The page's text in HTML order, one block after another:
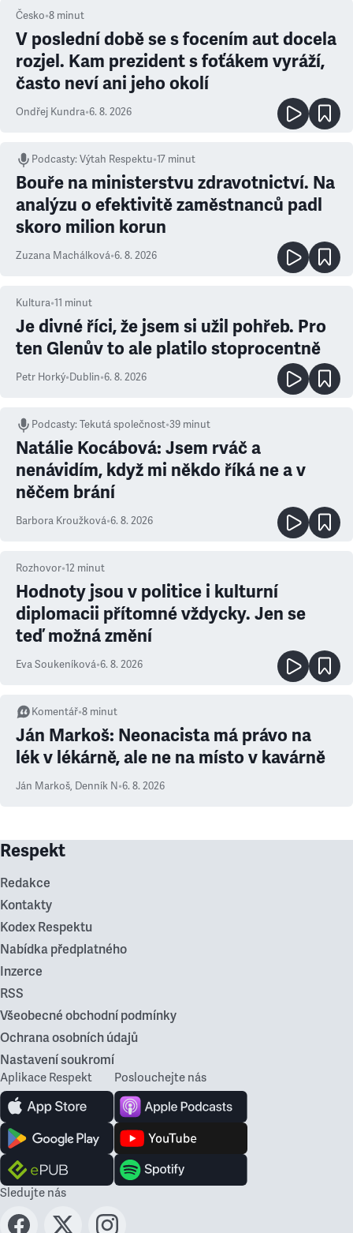
Česko•8 minut
V poslední době se s focením aut docela
rozjel. Kam prezident s foťákem vyráží,
často neví ani jeho okolí
Ondřej Kundra•6. 8. 2026
Podcasty:Výtah Respektu•17 minut
Bouře na ministerstvu zdravotnictví. Na
analýzu o efektivitě zaměstnanců padl
skoro milion korun
Zuzana Machálková•6. 8. 2026
Kultura•11 minut
Je divné říci, že jsem si užil pohřeb. Pro
ten Glenův to ale platilo stoprocentně
Petr Horký•Dublin•6. 8. 2026
Podcasty:Tekutá společnost•39 minut
Natálie Kocábová: Jsem rváč a
nenávidím, když mi někdo říká ne a v
něčem brání
Barbora Kroužková•6. 8. 2026
Rozhovor•12 minut
Hodnoty jsou v politice i kulturní
diplomacii přítomné vždycky. Jen se
teď možná změní
Eva Soukeníková•6. 8. 2026
Komentář•8 minut
Ján Markoš: Neonacista má právo na
lék v lékárně, ale ne na místo v kavárně
Ján Markoš, Denník N•6. 8. 2026
Respekt
Redakce
Kontakty
Kodex Respektu
Nabídka předplatného
Inzerce
RSS
Všeobecné obchodní podmínky
Ochrana osobních údajů
Nastavení soukromí
Aplikace Respekt Poslouchejte nás
Sledujte nás